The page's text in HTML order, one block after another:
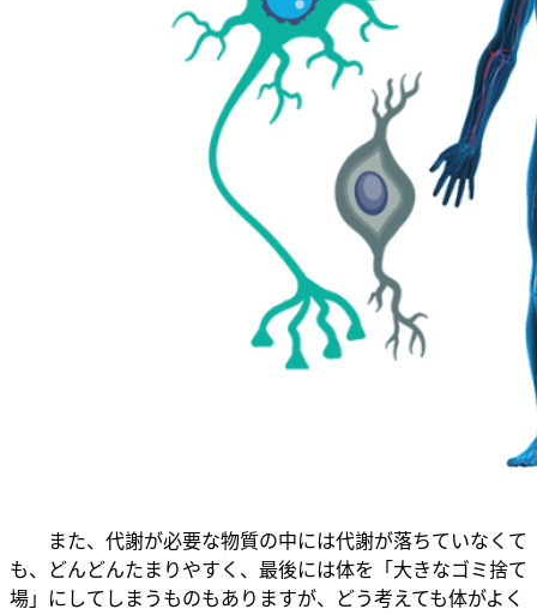
また、代謝が必要な物質の中には代謝が落ちていなくて
も、どんどんたまりやすく、最後には体を「大きなゴミ捨て
場」にしてしまうものもありますが、どう考えても体がよく